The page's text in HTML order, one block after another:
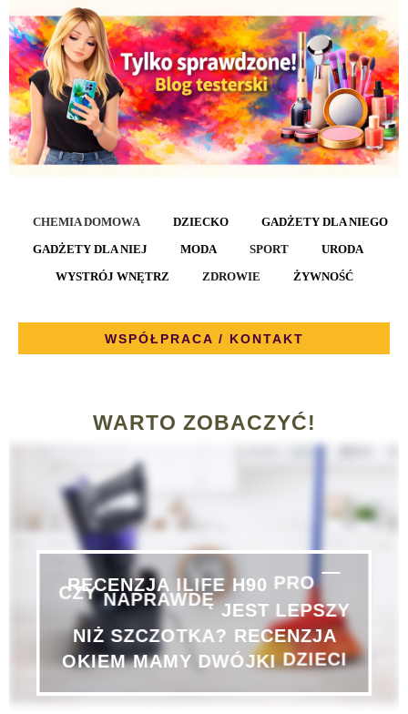
CHEMIA DOMOWA DZIECKO
GADŻETY DLA NIEGO
GADŻETY DLA NIEJ
MODA SPORT
URODA
WYSTRÓJ WNĘTRZ
ZDROWIE ŻYWNOŚĆ
WSPÓŁPRACA / KONTAKT
WARTO ZOBACZYĆ!
RECENZJA ILIFE H90 PRO
CZY
NAPRAWDĘ JEST LEPSZY
NIŻ SZCZOTKA? RECENZJA
OKIEM MAMY DWÓJKI DZIECI